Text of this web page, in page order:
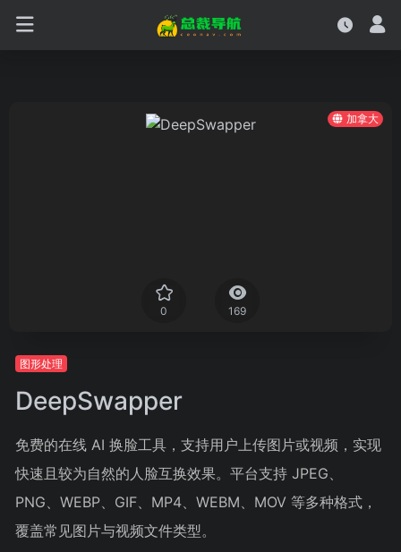
加拿大
0 169
图形处理
DeepSwapper
免费的在线 AI 换脸工具，支持用户上传图片或视频，实现
快速且较为自然的人脸互换效果。平台支持 JPEG、
PNG、WEBP、GIF、MP4、WEBM、MOV 等多种格式，
覆盖常见图片与视频文件类型。